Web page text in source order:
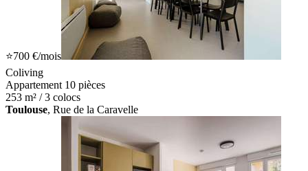
⭐700 €/mois
Coliving
Appartement 10 pièces
253 m² / 3 colocs
Toulouse, Rue de la Caravelle